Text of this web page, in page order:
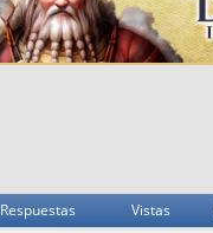
Respuestas Vistas